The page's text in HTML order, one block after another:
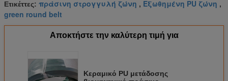
Ετικέττες: πράσινη στρογγυλή ζώνη , Εξωθημένη PU ζώνη ,
green round belt
Αποκτήστε την καλύτερη τιμή για
Κεραμικό PU μετάδοσης